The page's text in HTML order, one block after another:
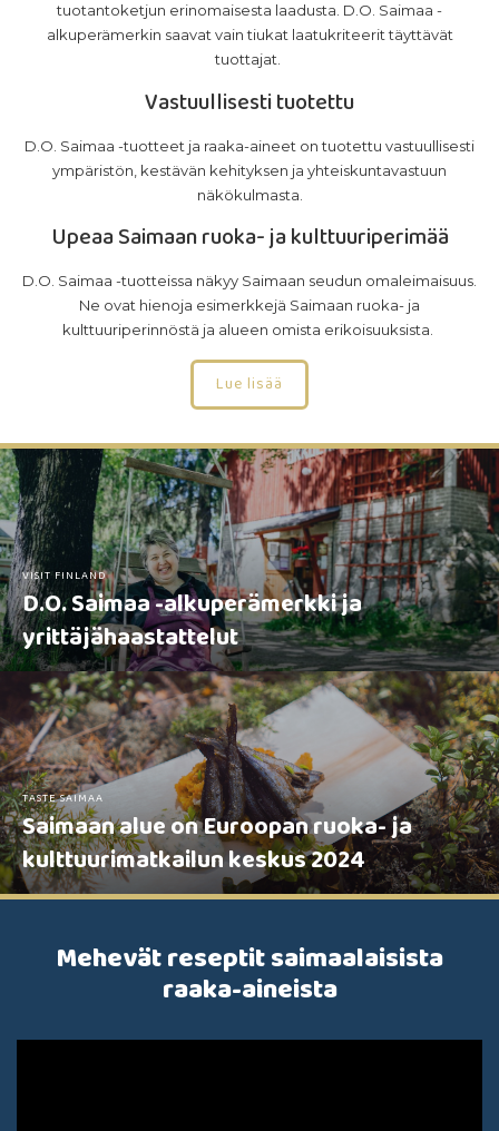
tuotantoketjun erinomaisesta laadusta. D.O. Saimaa -
alkuperämerkin saavat vain tiukat laatukriteerit täyttävät
tuottajat.
Vastuullisesti tuotettu
D.O. Saimaa -tuotteet ja raaka-aineet on tuotettu vastuullisesti
ympäristön, kestävän kehityksen ja yhteiskuntavastuun
näkökulmasta.
Upeaa Saimaan ruoka- ja kulttuuriperimää
D.O. Saimaa -tuotteissa näkyy Saimaan seudun omaleimaisuus.
Ne ovat hienoja esimerkkejä Saimaan ruoka- ja
kulttuuriperinnöstä ja alueen omista erikoisuuksista.
Lue lisää
VISIT FINLAND
D.O. Saimaa -alkuperämerkki ja
yrittäjähaastattelut
TASTE SAIMAA
Saimaan alue on Euroopan ruoka- ja
kulttuurimatkailun keskus 2024
Mehevät reseptit saimaalaisista
raaka-aineista